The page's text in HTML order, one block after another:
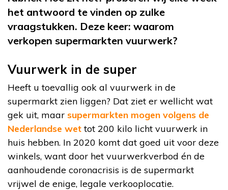
het antwoord te vinden op zulke
vraagstukken. Deze keer: waarom
verkopen supermarkten vuurwerk?
Vuurwerk in de super
Heeft u toevallig ook al vuurwerk in de
supermarkt zien liggen? Dat ziet er wellicht wat
gek uit, maar supermarkten mogen volgens de
Nederlandse wettot 200 kilo licht vuurwerk in
huis hebben. In 2020 komt dat goed uit voor deze
winkels, want door het vuurwerkverbod én de
aanhoudende coronacrisis is de supermarkt
vrijwel de enige, legale verkooplocatie.